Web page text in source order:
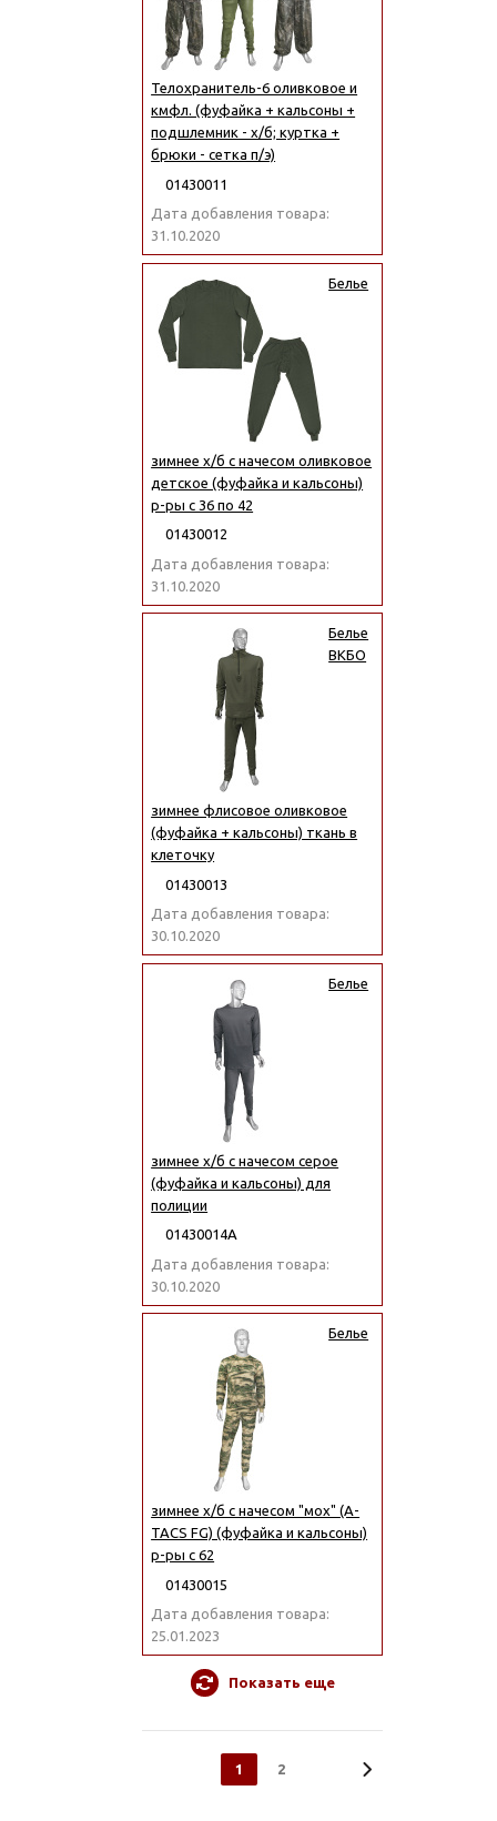
Телохранитель-6 оливковое и
кмфл. (фуфайка + кальсоны +
подшлемник - х/б; куртка +
брюки - сетка п/э)
01430011
Дата добавления товара:
31.10.2020
Белье
зимнее х/б с начесом оливковое
детское (фуфайка и кальсоны)
р-ры с 36 по 42
01430012
Дата добавления товара:
31.10.2020
Белье
ВКБО
зимнее флисовое оливковое
(фуфайка + кальсоны) ткань в
клеточку
01430013
Дата добавления товара:
30.10.2020
Белье
зимнее х/б с начесом серое
(фуфайка и кальсоны) для
полиции
01430014А
Дата добавления товара:
30.10.2020
Белье
зимнее х/б с начесом "мох" (A-
TACS FG) (фуфайка и кальсоны)
р-ры с 62
01430015
Дата добавления товара:
25.01.2023
Показать еще
1 2